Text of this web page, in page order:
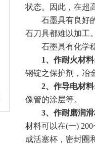
状态。因此，在超
石墨具有良好的
石刀具都难以加工
石墨具有化学稳
1、作耐火材
钢锭之保护剂，冶
2、作导电材
像管的涂层等。
3、作耐磨润
材料可以在(一)
成活塞杯，密封圈